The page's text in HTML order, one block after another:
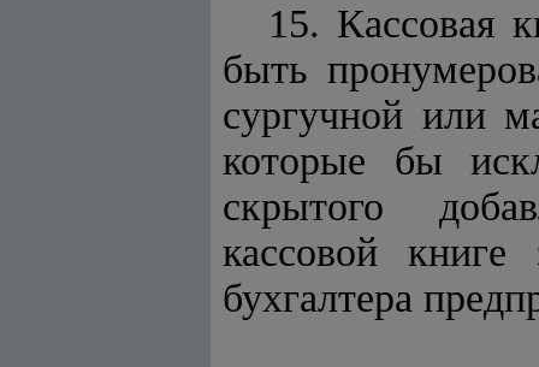
15. Кассовая
быть
сургучной или
которые бы
скрытого
кассовой книге
бухгалтера